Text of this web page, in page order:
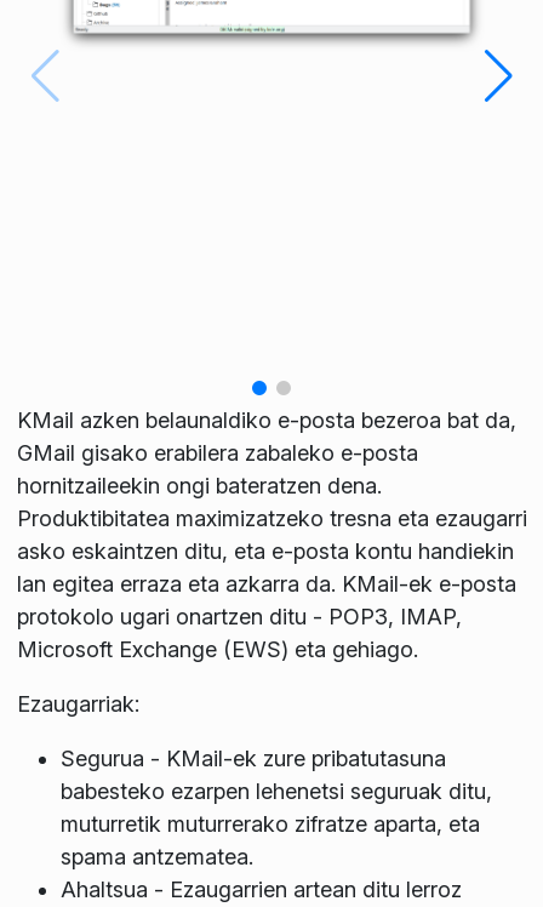
KMail azken belaunaldiko e-posta bezeroa bat da,
GMail gisako erabilera zabaleko e-posta
hornitzaileekin ongi bateratzen dena.
Produktibitatea maximizatzeko tresna eta ezaugarri
asko eskaintzen ditu, eta e-posta kontu handiekin
lan egitea erraza eta azkarra da. KMail-ek e-posta
protokolo ugari onartzen ditu - POP3, IMAP,
Microsoft Exchange (EWS) eta gehiago.
Ezaugarriak:
Segurua - KMail-ek zure pribatutasuna
babesteko ezarpen lehenetsi seguruak ditu,
muturretik muturrerako zifratze aparta, eta
spama antzematea.
Ahaltsua - Ezaugarrien artean ditu lerroz